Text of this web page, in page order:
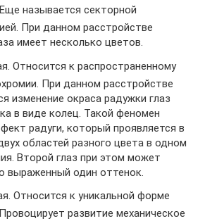
называется секторной
При данном расстройстве
имеет несколько цветов.
Относится к распространенному
При данном расстройстве
изменение окраса радужки глаз
в виде колец. Такой феномен
радуги, который проявляется в
областей разного цвета в одном
Второй глаз при этом может
выраженный один оттенок.
Относится к уникальной форме
развитие механическое